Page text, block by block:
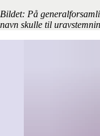
Bildet: På
navn skulle til